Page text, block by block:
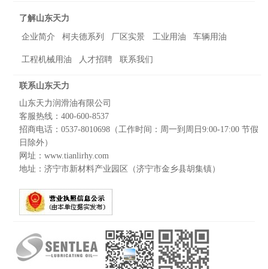
了解山东天力
企业简介 柯夫德系列 厂区实景 工业用油 车辆用油
工程机械用油 人才招聘 联系我们
联系山东天力
山东天力润滑油有限公司
客服热线：400-600-8537
招商电话：0537-8010698（工作时间：周一到周日9:00-17:00 节假
日除外）
网址：www.tianlirhy.com
地址：济宁市新材料产业园区（济宁市金乡县胡集镇）